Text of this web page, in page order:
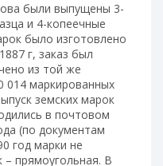
были выпущены 3-
и 4-копеечные
было изготовлено
г, заказ был
из той же
014 маркированных
земских марок
в почтовом
(по документам
год марки не
прямоугольная. В